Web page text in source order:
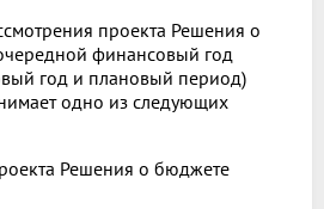
проекта Решения о
финансовый год
год и плановый период)
одно из следующих
Решения о бюджете